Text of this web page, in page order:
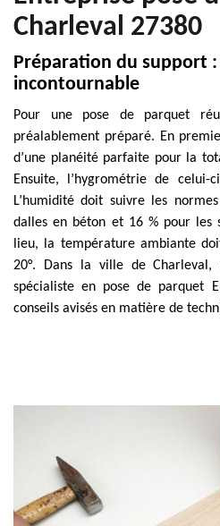
Charleval 27380
Préparation du support
incontournable
Pour une pose de parquet
préalablement préparé. En
d’une planéité parfaite pour la
Ensuite, l’hygrométrie de
L’humidité doit suivre les
dalles en béton et 16 % pour les
lieu, la température ambiante
20°. Dans la ville de Charleval,
spécialiste en pose de parquet
conseils avisés en matière de